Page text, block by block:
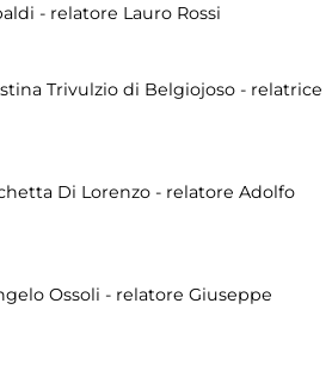
- relatore Lauro Rossi
Trivulzio di Belgiojoso - relatrice
Di Lorenzo - relatore Adolfo
Ossoli - relatore Giuseppe